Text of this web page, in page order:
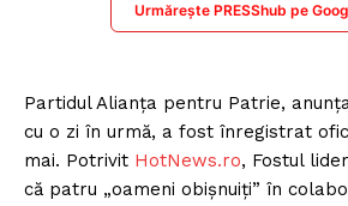
Urmărește PRESShub pe
Partidul Alianța pentru Patrie,
cu o zi în urmă, a fost înregistrat
mai. Potrivit HotNews.ro, Fostul
că patru „oameni obișnuiți” în